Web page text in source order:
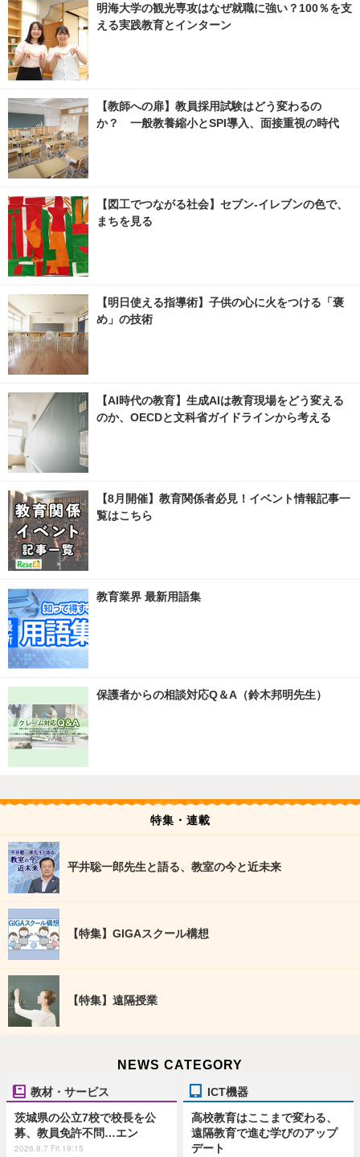
明海大学の観光専攻はなぜ就職に強い？100％を支
える実践教育とインターン
【教師への扉】教員採用試験はどう変わるの
か？ 一般教養縮小とSPI導入、面接重視の時代
【図工でつながる社会】セブン‐イレブンの色で、
まちを見る
【明日使える指導術】子供の心に火をつける「褒
め」の技術
【AI時代の教育】生成AIは教育現場をどう変える
のか、OECDと文科省ガイドラインから考える
【8月開催】教育関係者必見！イベント情報記事一
覧はこちら
教育業界 最新用語集
保護者からの相談対応Q＆A（鈴木邦明先生）
特集・連載
平井聡一郎先生と語る、教室の今と近未来
【特集】GIGAスクール構想
【特集】遠隔授業
NEWS CATEGORY
教材・サービス
茨城県の公立7校で校長を公
募、教員免許不問…エン
2026.8.7 Fri 19:15
ICT機器
高校教育はここまで変わる、
遠隔教育で進む学びのアップ
デート